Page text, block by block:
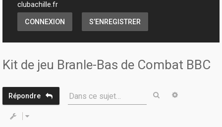
clubachille.fr
CONNEXION S’ENREGISTRER
Kit de jeu Branle-Bas de Combat BBC
Répondre Dans ce sujet… Rechercher